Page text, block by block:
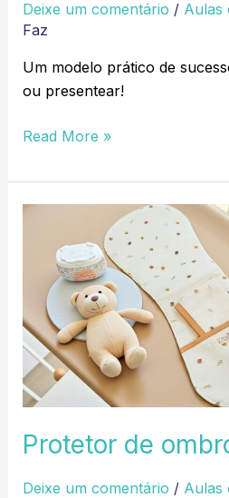
Deixe um comentário / Aulas
Faz
Um modelo prático de
ou presentear!
Read More »
Protetor de
Deixe um comentário / Aulas
Protetor
ombro
para
bebê